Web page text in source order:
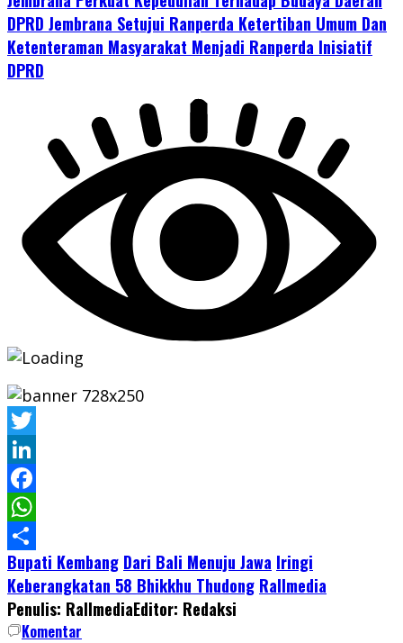
DPRD Jembrana Setujui Ranperda Ketertiban Umum Dan
Ketenteraman Masyarakat Menjadi Ranperda Inisiatif
DPRD
Twitter
LinkedIn
Facebook
WhatsApp
Share
Bupati Kembang Dari Bali Menuju Jawa Iringi
Keberangkatan 58 Bhikkhu Thudong Rallmedia
Penulis: RallmediaEditor: Redaksi
Komentar